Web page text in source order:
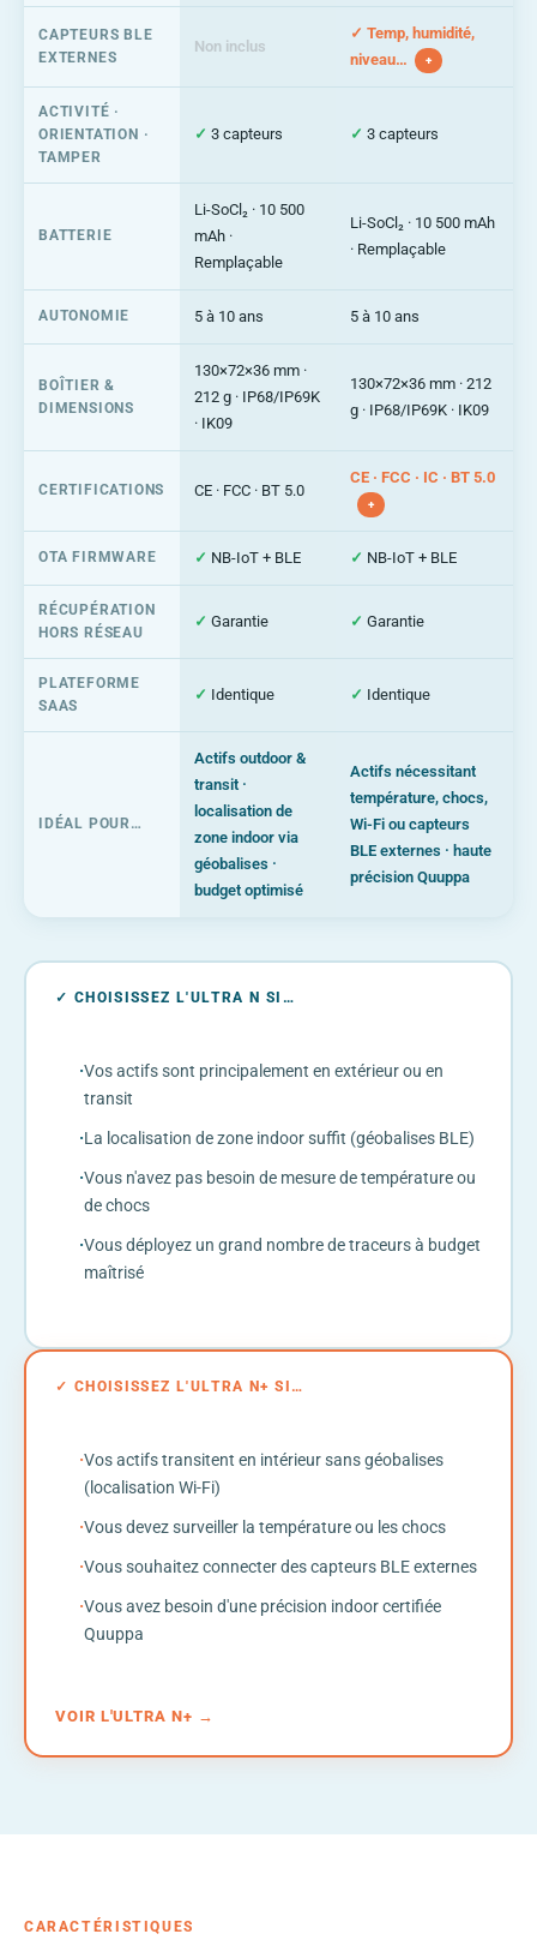
CAPTEURS BLE
EXTERNES
Non inclus
✓ Temp, humidité,
niveau…
+
ACTIVITÉ ·
ORIENTATION ·
TAMPER
✓ 3 capteurs ✓ 3 capteurs
BATTERIE
Li-SoCl₂ · 10 500
mAh ·
Remplaçable
Li-SoCl₂ · 10 500 mAh
· Remplaçable
AUTONOMIE 5 à 10 ans 5 à 10 ans
BOÎTIER &
DIMENSIONS
130×72×36 mm ·
212 g · IP68/IP69K
· IK09
130×72×36 mm · 212
g · IP68/IP69K · IK09
CERTIFICATIONS CE · FCC · BT 5.0
CE · FCC · IC · BT 5.0
+
OTA FIRMWARE ✓ NB-IoT + BLE ✓ NB-IoT + BLE
RÉCUPÉRATION
HORS RÉSEAU
✓ Garantie ✓ Garantie
PLATEFORME
SAAS
✓ Identique ✓ Identique
IDÉAL POUR…
Actifs outdoor &
transit ·
localisation de
zone indoor via
géobalises ·
budget optimisé
Actifs nécessitant
température, chocs,
Wi-Fi ou capteurs
BLE externes · haute
précision Quuppa
✓ CHOISISSEZ L'ULTRA N SI…
·Vos actifs sont principalement en extérieur ou en
transit
·La localisation de zone indoor suffit (géobalises BLE)
·Vous n'avez pas besoin de mesure de température ou
de chocs
·Vous déployez un grand nombre de traceurs à budget
maîtrisé
✓ CHOISISSEZ L'ULTRA N+ SI…
·Vos actifs transitent en intérieur sans géobalises
(localisation Wi-Fi)
·Vous devez surveiller la température ou les chocs
·Vous souhaitez connecter des capteurs BLE externes
·Vous avez besoin d'une précision indoor certifiée
Quuppa
VOIR L'ULTRA N+ →
CARACTÉRISTIQUES